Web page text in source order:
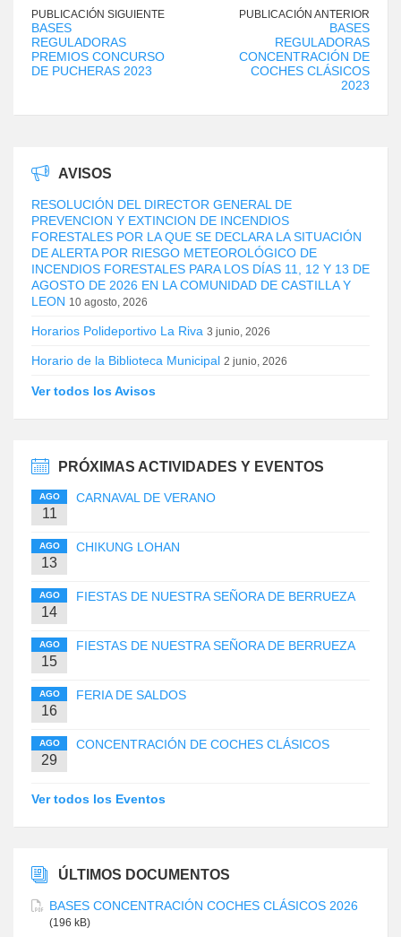
PUBLICACIÓN SIGUIENTE
BASES
REGULADORAS
PREMIOS CONCURSO
DE PUCHERAS 2023
PUBLICACIÓN ANTERIOR
BASES
REGULADORAS
CONCENTRACIÓN DE
COCHES CLÁSICOS
2023
AVISOS
RESOLUCIÓN DEL DIRECTOR GENERAL DE
PREVENCION Y EXTINCION DE INCENDIOS
FORESTALES POR LA QUE SE DECLARA LA SITUACIÓN
DE ALERTA POR RIESGO METEOROLÓGICO DE
INCENDIOS FORESTALES PARA LOS DÍAS 11, 12 Y 13 DE
AGOSTO DE 2026 EN LA COMUNIDAD DE CASTILLA Y
LEON 10 agosto, 2026
Horarios Polideportivo La Riva 3 junio, 2026
Horario de la Biblioteca Municipal 2 junio, 2026
Ver todos los Avisos
PRÓXIMAS ACTIVIDADES Y EVENTOS
AGO
11
CARNAVAL DE VERANO
AGO
13
CHIKUNG LOHAN
AGO
14
FIESTAS DE NUESTRA SEÑORA DE BERRUEZA
AGO
15
FIESTAS DE NUESTRA SEÑORA DE BERRUEZA
AGO
16
FERIA DE SALDOS
AGO
29
CONCENTRACIÓN DE COCHES CLÁSICOS
Ver todos los Eventos
ÚLTIMOS DOCUMENTOS
BASES CONCENTRACIÓN COCHES CLÁSICOS 2026
(196 kB)